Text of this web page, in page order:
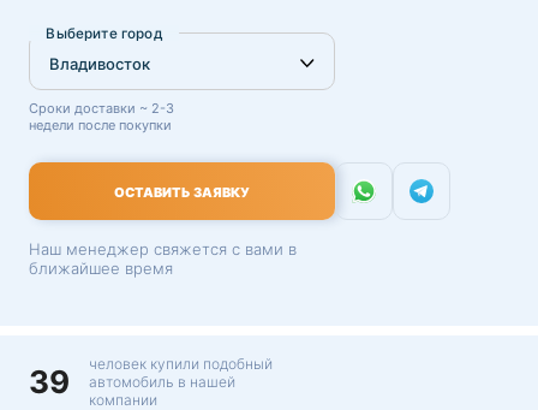
Выберите город
Сроки доставки ~ 2-3
недели после покупки
ОСТАВИТЬ ЗАЯВКУ
Наш менеджер свяжется с вами в
ближайшее время
39
человек купили подобный
автомобиль в нашей
компании